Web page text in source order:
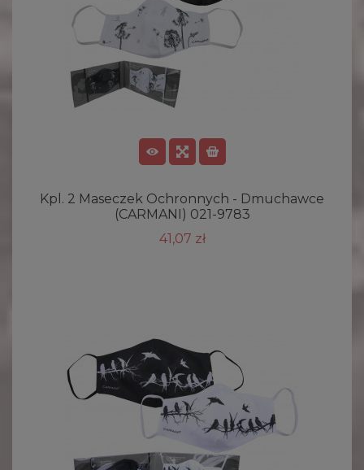
Kpl. 2 Maseczek Ochronnych - Dmuchawce
(CARMANI) 021-9783
41,07 zł